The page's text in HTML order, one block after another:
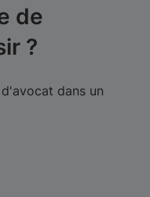
de
?
dans un